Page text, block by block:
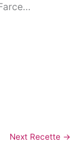
Next Recette →